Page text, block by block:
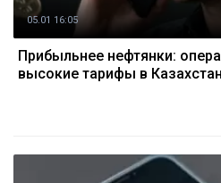
05.01 16:05
Прибыльнее нефтянки:
высокие тарифы в